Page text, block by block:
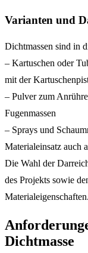
Varianten und
Dichtmassen sind in
– Kartuschen oder
mit der
– Pulver zum
Fugenmassen
– Sprays und
Materialeinsatz auch
Die Wahl der
des Projekts sowie
Materialeigenschaften.
Dichtmasse